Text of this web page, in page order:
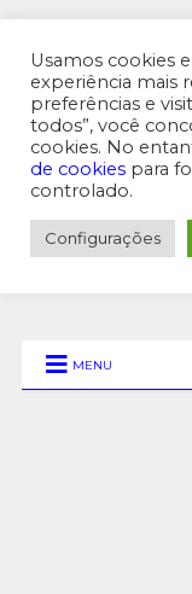
MENU SUPERIOR
MENU
Usamos cookies
experiência mais
preferências e
todos”, você
cookies. No
de cookies para
controlado.
Configurações